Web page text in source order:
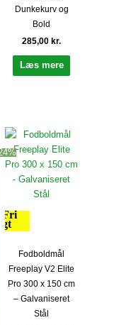
Dunkekurv og
Bold
285,00 kr.
Læs mere
Fri
Fodboldmål
Freeplay V2 Elite
Pro 300 x 150 cm
– Galvaniseret
Stål